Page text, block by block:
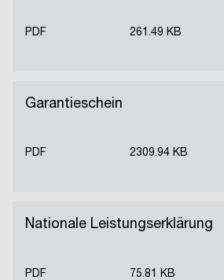
PDF 261.49 KB
Garantieschein
PDF 2309.94 KB
Nationale Leistungserklärung
PDF 75.81 KB